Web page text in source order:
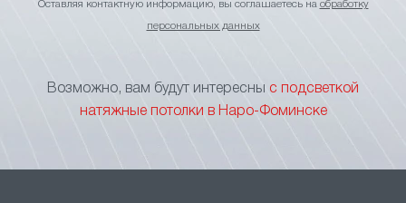
оптимальное решение для зонирования
пространства без применения перегородок
перемещения. Тонкие световые линии на потолке
станут прекрасным указателем границы
Оставляя контактную информацию, вы соглашаетесь на обработку
персональных данных
Возможно, вам будут интересны с подсветкой
натяжные потолки в Наро-Фоминске